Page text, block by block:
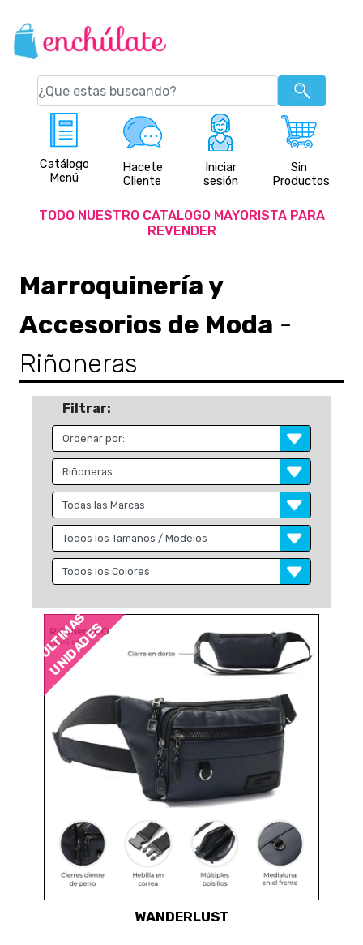
Catálogo
Menú
Hacete
Cliente
Iniciar
sesión
Sin
Productos
TODO NUESTRO CATALOGO MAYORISTA PARA
REVENDER
Marroquinería y
Accesorios de Moda -
Riñoneras
Filtrar:
ÚLTIMAS
UNIDADES
WANDERLUST